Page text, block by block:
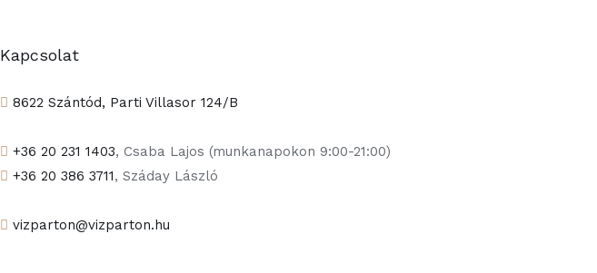
Kapcsolat
8622 Szántód, Parti Villasor 124/B
+36 20 231 1403, Csaba Lajos (munkanapokon 9:00-21:00)
+36 20 386 3711, Száday László
vizparton@vizparton.hu